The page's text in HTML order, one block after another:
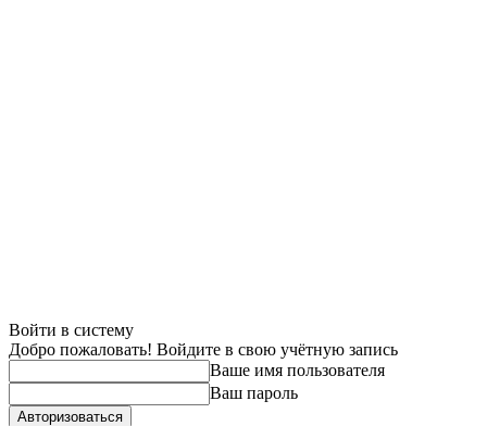
Войти в систему
Добро пожаловать! Войдите в свою учётную запись
Ваше имя пользователя
Ваш пароль